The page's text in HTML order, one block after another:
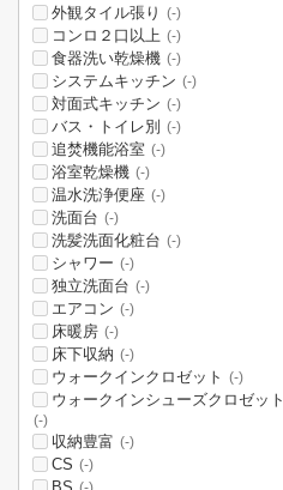
外観タイル張り (-)
コンロ２口以上 (-)
食器洗い乾燥機 (-)
システムキッチン (-)
対面式キッチン (-)
バス・トイレ別 (-)
追焚機能浴室 (-)
浴室乾燥機 (-)
温水洗浄便座 (-)
洗面台 (-)
洗髪洗面化粧台 (-)
シャワー (-)
独立洗面台 (-)
エアコン (-)
床暖房 (-)
床下収納 (-)
ウォークインクロゼット (-)
ウォークインシューズクロゼット
(-)
収納豊富 (-)
CS (-)